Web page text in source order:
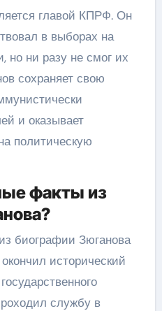
главой КПРФ. Он
в выборах на
но ни разу не смог их
сохраняет свою
и оказывает
политическую
факты из
биографии Зюганова
исторический
службу в